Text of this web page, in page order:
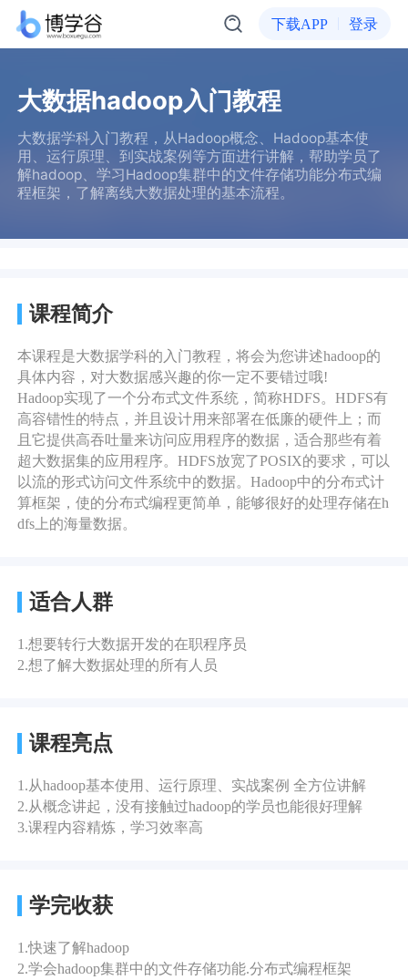
下载APP 登录
大数据hadoop入门教程
大数据学科入门教程，从Hadoop概念、Hadoop基本使
用、运行原理、到实战案例等方面进行讲解，帮助学员了
解hadoop、学习Hadoop集群中的文件存储功能分布式编
程框架，了解离线大数据处理的基本流程。
课程简介
本课程是大数据学科的入门教程，将会为您讲述hadoop的
具体内容，对大数据感兴趣的你一定不要错过哦!
Hadoop实现了一个分布式文件系统，简称HDFS。HDFS有
高容错性的特点，并且设计用来部署在低廉的硬件上；而
且它提供高吞吐量来访问应用程序的数据，适合那些有着
超大数据集的应用程序。HDFS放宽了POSIX的要求，可以
以流的形式访问文件系统中的数据。Hadoop中的分布式计
算框架，使的分布式编程更简单，能够很好的处理存储在h
dfs上的海量数据。
适合人群
1.想要转行大数据开发的在职程序员
2.想了解大数据处理的所有人员
课程亮点
1.从hadoop基本使用、运行原理、实战案例 全方位讲解
2.从概念讲起，没有接触过hadoop的学员也能很好理解
3.课程内容精炼，学习效率高
学完收获
1.快速了解hadoop
2.学会hadoop集群中的文件存储功能.分布式编程框架